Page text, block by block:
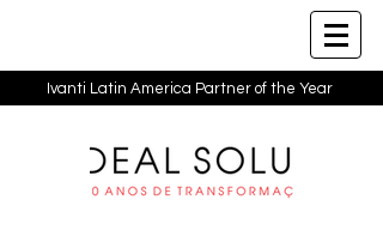
Ivanti Latin America Partner of the Year